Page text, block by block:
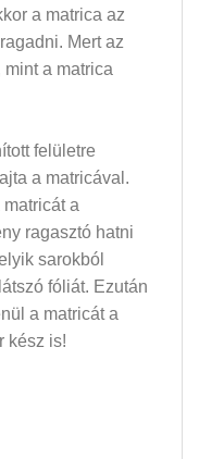
a matrica az
Mert az
a matrica
felületre
a matricával.
a
ragasztó hatni
sarokból
fóliát. Ezután
a matricát a
kész is!